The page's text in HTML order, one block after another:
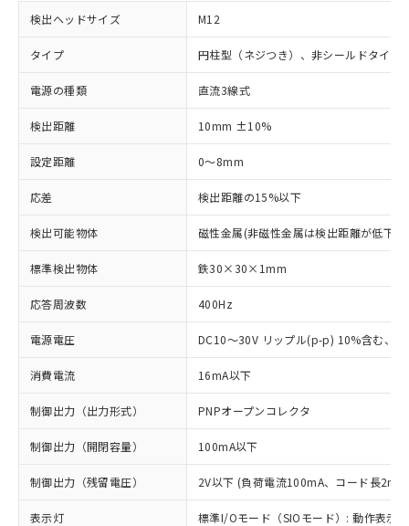
検出ヘッドサイズ M12
タイプ 円柱型（ネジつき）、非シールドタイプ
電源の種類 直流3線式
検出距離 10mm ±10%
設定距離 0～8mm
応差 検出距離の15%以下
検出可能物体 磁性金属(非磁性金属は検出距離が低下し
標準検出物体 鉄30×30×1mm
応答周波数 400Hz
電源電圧 DC10～30V リップル(p-p) 10%含む、
消費電流 16mA以下
制御出力（出力形式） PNPオープンコレクタ
制御出力（開閉容量） 100mA以下
制御出力（残留電圧） 2V以下 (負荷電流100mA、コード長2m
表示灯 標準I/Oモード（SIOモード）: 動作表示